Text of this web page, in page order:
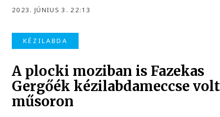
2023. JÚNIUS 3. 22:13
KÉZILABDA
A plocki moziban is Fazekas
Gergőék kézilabdameccse volt
műsoron